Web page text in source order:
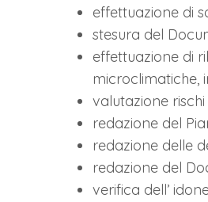
effettuazione di
stesura del
effettuazione di
microclimatiche,
valutazione
redazione del
redazione delle
redazione del
verifica dell’